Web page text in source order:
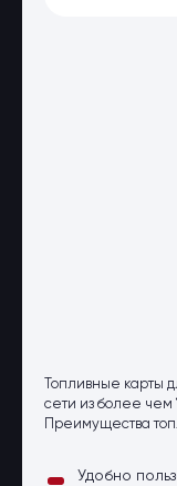
Топливные карты
сети из более чем
Преимущества
Удобно
Страхование
Страхование
Страховые